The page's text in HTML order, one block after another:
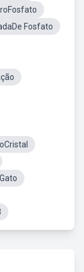
Fosfato